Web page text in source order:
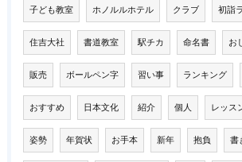
子ども教室 ホノルルホテル クラブ 初詣
住吉大社 書道教室 駅チカ 命名書 お
販売 ボールペン字 習い事 ランキング
おすすめ 日本文化 紹介 個人 レッス
姿勢 年賀状 お手本 新年 抱負 書